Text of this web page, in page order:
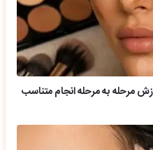
مرحله به مرحله انجام متناسب